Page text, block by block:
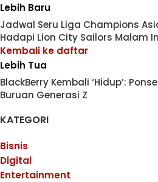
KATEGORI
Bisnis
Digital
Entertainment
Lebih Baru
Jadwal Seru Liga Champions
Hadapi Lion City Sailors Malam
Kembali ke daftar
Lebih Tua
BlackBerry Kembali ‘Hidup’:
Buruan Generasi Z